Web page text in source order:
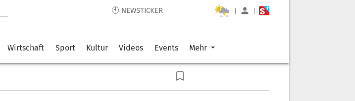
🕙 NEWSTICKER | |
Wirtschaft Sport Kultur Videos Events Mehr